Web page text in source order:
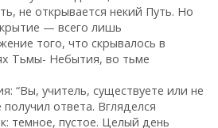
не открывается некий Путь. Но
— всего лишь
того, что скрывалось в
Тьмы- Небытия, во тьме
“Вы, учитель, существуете или не
ответа. Вгляделся
темное, пустое. Целый день